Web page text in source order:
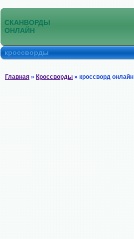
СКАНВОРДЫ
ОНЛАЙН
кроссворды
Главная » Кроссворды » кроссворд онлайн